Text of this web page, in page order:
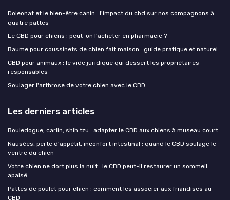
Doleonat et le bien-être canin : l'impact du cbd sur nos compagnons à
quatre pattes
Le CBD pour chiens : peut-on l'acheter en pharmacie ?
Baume pour coussinets de chien fait maison : guide pratique et naturel
CBD pour animaux : le vide juridique qui dessert les propriétaires
responsables
Soulager l'arthrose de votre chien avec le CBD
Les derniers articles
Bouledogue, carlin, shih tzu : adapter le CBD aux chiens à museau court
Nausées, perte d'appétit, inconfort intestinal : quand le CBD soulage le
ventre du chien
Votre chien ne dort plus la nuit : le CBD peut-il restaurer un sommeil
apaisé
Pattes de poulet pour chien : comment les associer aux friandises au
CBD